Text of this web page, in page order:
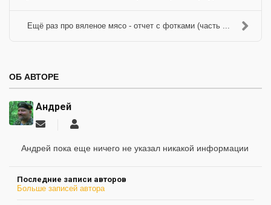
Ещё раз про вяленое мясо - отчет с фотками (часть ...
ОБ АВТОРЕ
Андрей
Подписаться
обновление
Андрей пока еще ничего не указал никакой информации
Последние записи авторов
Больше записей автора